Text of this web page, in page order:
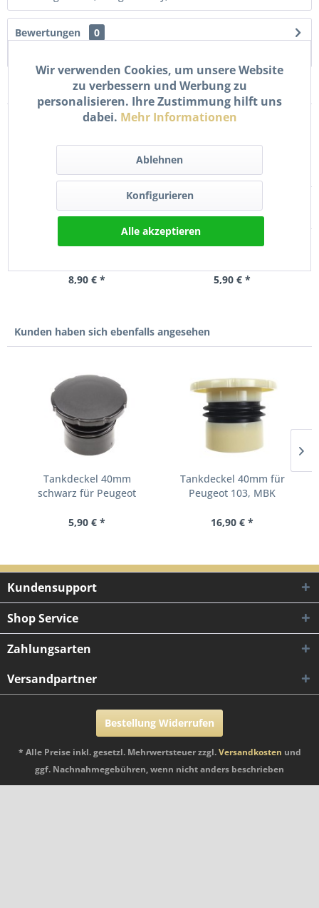
Bewertungen
0
Kunden kauften auch
Kraftstoffhahn für
8,90 € *
Öltankdeckel Öl Tank
Deckel für Peugeot...
5,90 € *
Kunden haben sich ebenfalls angesehen
Tankdeckel 40mm
schwarz für Peugeot
5,90 € *
Tankdeckel 40mm für
Peugeot 103, MBK
16,90 € *
Kundensupport
Shop Service
Zahlungsarten
Versandpartner
Bestellung Widerrufen
* Alle Preise inkl. gesetzl. Mehrwertsteuer zzgl.Versandkosten und
ggf. Nachnahmegebühren, wenn nicht anders beschrieben
Wir verwenden Cookies, um unsere Website
zu verbessern und Werbung zu
personalisieren. Ihre Zustimmung hilft uns
dabei. Mehr Informationen
Ablehnen
Konfigurieren
Alle akzeptieren